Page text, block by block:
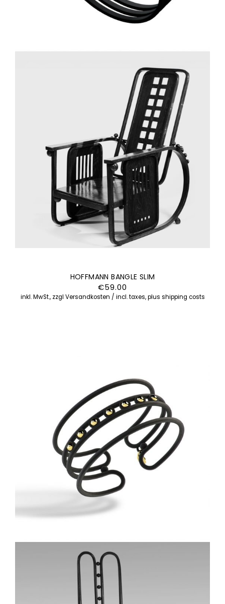
HOFFMANN BANGLE SLIM
€59.00
inkl. MwSt., zzgl Versandkosten / incl. taxes, plus shipping costs